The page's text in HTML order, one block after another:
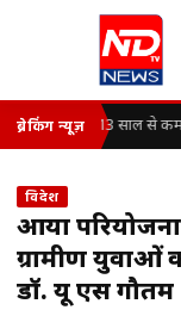
ब्रेकिंग न्यूज़ 13 साल से कम
विदेश
आर्या
ग्रामीण युवाओं
डॉ. यू एस गौतम